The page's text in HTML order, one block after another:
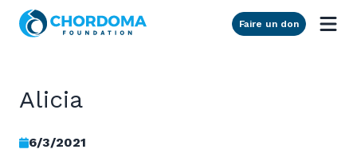
Skip to Main Content
Faire un don
Alicia
6/3/2021